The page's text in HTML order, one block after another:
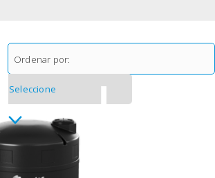
Ordenar por: